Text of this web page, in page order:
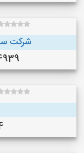
شرکت